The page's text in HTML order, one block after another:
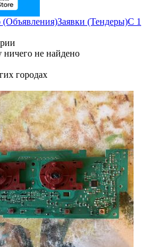
Заявки (Тендеры)С 1
не найдено
городах